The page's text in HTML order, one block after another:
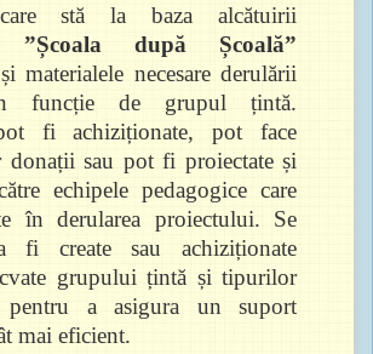
stă la baza alcătuirii
”Școala după Școală”
materialele necesare derulării
funcție de grupul țintă.
fi achiziționate, pot face
donații sau pot fi proiectate și
echipele pedagogice care
în derularea proiectului. Se
fi create sau achiziționate
grupului țintă și tipurilor
a asigura un suport
mai eficient.